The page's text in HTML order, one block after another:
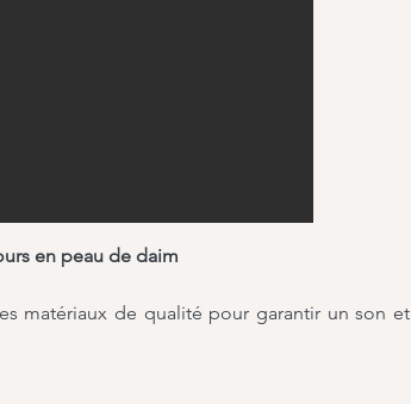
en peau de daim
matériaux de qualité pour garantir un son et